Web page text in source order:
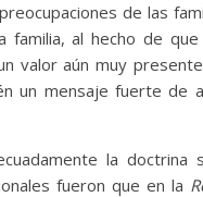
de las
al hecho de
valor aún muy
un mensaje fuerte de
la doctrina
fueron que en la